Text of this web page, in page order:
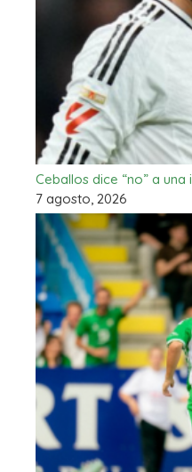
Ceballos dice “no” a
7 agosto, 2026